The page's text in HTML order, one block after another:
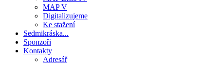
MAP V
Digitalizujeme
Ke stažení
Sedmikráska...
Sponzoři
Kontakty
Adresář